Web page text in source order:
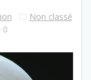
Non classé
0